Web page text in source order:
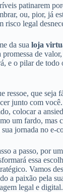
patinarem
ou, pior, já
risco legal
da sua loja
de
e o pilar de todo
ressoe, que seja
junto com
colocar a
um fardo, mas
jornada no e-
a passo, por
essa
Vamos
a paixão pela
legal e digital.